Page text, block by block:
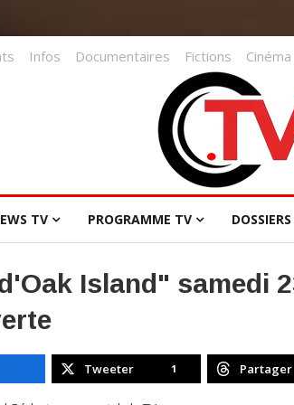
Infos Documentaires Fictions Cinéma
TV PROGRAMME TV DOSSIERS
Island" samedi
Tweeter 1 Partager